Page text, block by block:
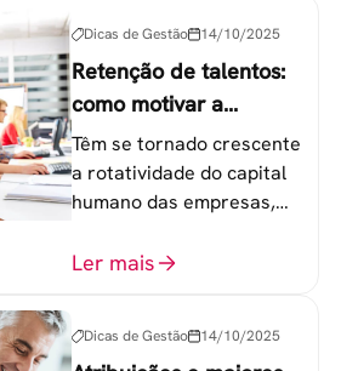
Dicas de Gestão 14/10/2025
Retenção de talentos:
como motivar a
geração Y nas
empresas?
Têm se tornado crescente
a rotatividade do capital
humano das empresas,
colaboradores na faixa de
Ler mais
Dicas de Gestão 14/10/2025